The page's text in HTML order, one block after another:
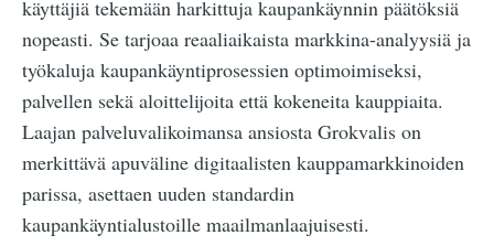
käyttäjiä tekemään harkittuja kaupankäynnin päätöksiä
nopeasti. Se tarjoaa reaaliaikaista markkina-analyysiä ja
työkaluja kaupankäyntiprosessien optimoimiseksi,
palvellen sekä aloittelijoita että kokeneita kauppiaita.
Laajan palveluvalikoimansa ansiosta Grokvalis on
merkittävä apuväline digitaalisten kauppamarkkinoiden
parissa, asettaen uuden standardin
kaupankäyntialustoille maailmanlaajuisesti.